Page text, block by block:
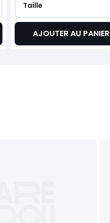
Taille
AJOUTER AU PANIER